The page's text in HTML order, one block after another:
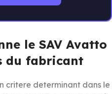
le SAV Avatto
du fabricant
critere determinant dans le